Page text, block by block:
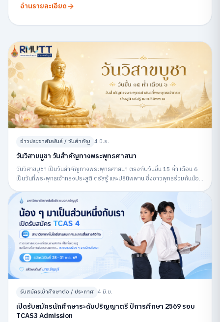
อ่านรายละเอียด
ข่าวประชาสัมพันธ์ / วันสำคัญ 4 มิ.ย.
วันวิสาขบูชา วันสำคัญทางพระพุทธศาสนา
วันวิสาขบูชา เป็นวันสำคัญทางพระพุทธศาสนา ตรงกับวันขึ้น 15 ค่ำ เดือน 6
เป็นวันที่พระพุทธเจ้าทรงประสูติ ตรัสรู้ และปรินิพพาน ซึ่งชาวพุทธร่วมกันน้อม
รับสมัครเข้าศึกษาต่อ / ประกาศ 4 มิ.ย.
เปิดรับสมัครนักศึกษาระดับปริญญาตรี ปีการศึกษา 2569 รอบ
TCAS3 Admission